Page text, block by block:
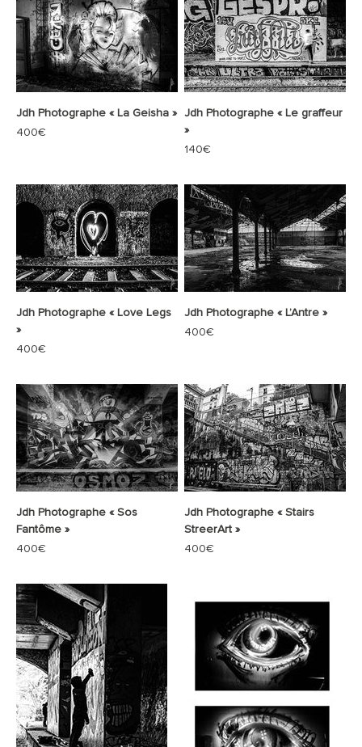
Jdh Photographe « La Geisha »
Prix de vente
400€
Jdh Photographe « Le graffeur
»
Prix de vente
140€
Jdh Photographe « Love Legs
»
Prix de vente
400€
Jdh Photographe « L’Antre »
Prix de vente
400€
Jdh Photographe « Sos
Fantôme »
Prix de vente
400€
Jdh Photographe « Stairs
StreerArt »
Prix de vente
400€